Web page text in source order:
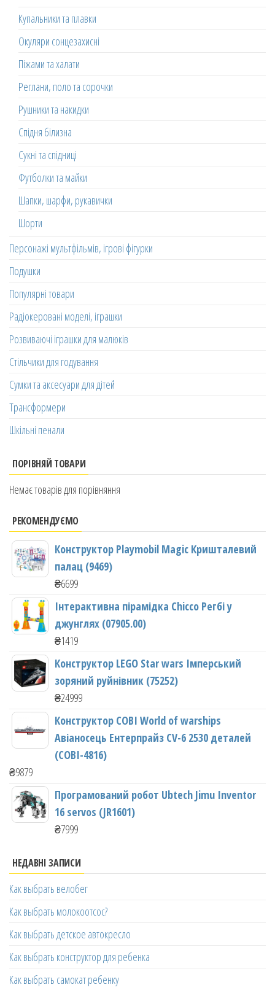
Купальники та плавки
Окуляри сонцезахисні
Піжами та халати
Реглани, поло та сорочки
Рушники та накидки
Спідня білизна
Сукні та спідниці
Футболки та майки
Шапки, шарфи, рукавички
Шорти
Персонажі мультфільмів, ігрові фігурки
Подушки
Популярні товари
Радіокеровані моделі, іграшки
Розвиваючі іграшки для малюків
Стільчики для годування
Сумки та аксесуари для дітей
Трансформери
Шкільні пенали
ПОРІВНЯЙ ТОВАРИ
Немає товарів для порівняння
РЕКОМЕНДУЄМО
Конструктор Playmobil Magic Кришталевий
палац (9469)
₴6699
Інтерактивна пірамідка Chicco Регбі у
джунглях (07905.00)
₴1419
Конструктор LEGO Star wars Імперський
зоряний руйнівник (75252)
₴24999
Конструктор COBI World of warships
Авіаносець Ентерпрайз CV-6 2530 деталей
(COBI-4816)
₴9879
Програмований робот Ubtech Jimu Inventor
16 servos (JR1601)
₴7999
НЕДАВНІ ЗАПИСИ
Как выбрать велобег
Как выбрать молокоотсос?
Как выбрать детское автокресло
Как выбрать конструктор для ребенка
Как выбрать самокат ребенку